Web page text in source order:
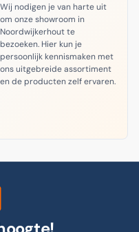
Wij nodigen je van harte uit
om onze showroom in
Noordwijkerhout te
bezoeken. Hier kun je
persoonlijk kennismaken met
ons uitgebreide assortiment
en de producten zelf ervaren.